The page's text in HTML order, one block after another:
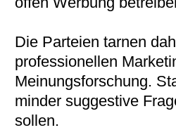
Die Parteien tarnen
professionellen
Meinungsforschung.
minder suggestive
sollen.